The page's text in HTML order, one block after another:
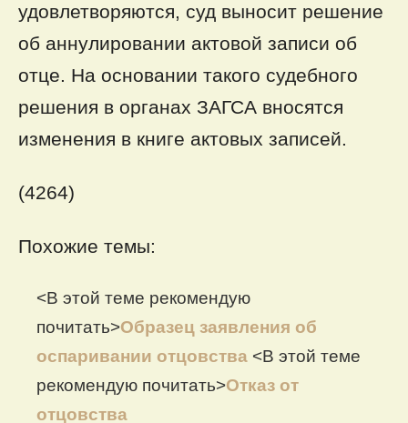
удовлетворяются, суд выносит решение
об аннулировании актовой записи об
отце. На основании такого судебного
решения в органах ЗАГСА вносятся
изменения в книге актовых записей.
(4264)
Похожие темы:
<В этой теме рекомендую
почитать>Образец заявления об
оспаривании отцовства <В этой теме
рекомендую почитать>Отказ от
отцовства